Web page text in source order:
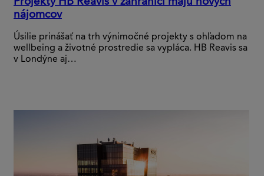
nájomcov
Úsilie prinášať na trh výnimočné projekty s ohľadom na
wellbeing a životné prostredie sa vypláca. HB Reavis sa
v Londýne aj…